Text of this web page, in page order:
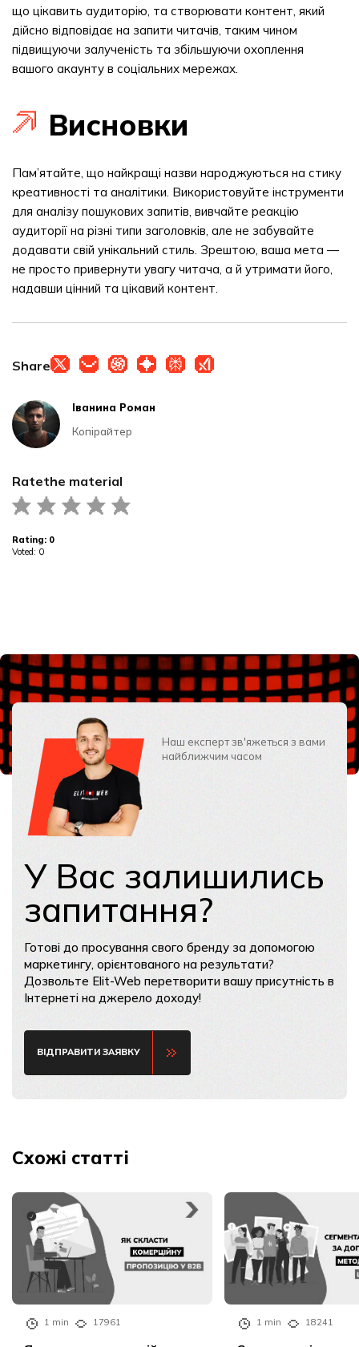
що цікавить аудиторію, та створювати контент, який
дійсно відповідає на запити читачів, таким чином
підвищуючи залученість та збільшуючи охоплення
вашого акаунту в соціальних мережах.
Висновки
Пам’ятайте, що найкращі назви народжуються на стику
креативності та аналітики. Використовуйте інструменти
для аналізу пошукових запитів, вивчайте реакцію
аудиторії на різні типи заголовків, але не забувайте
додавати свій унікальний стиль. Зрештою, ваша мета —
не просто привернути увагу читача, а й утримати його,
надавши цінний та цікавий контент.
Share
Ratethe material
Rating: 0
Voted: 0
Іванина Роман
Копірайтер
Наш експерт зв'яжеться з вами
найближчим часом
У Вас залишились
запитання?
Готові до просування свого бренду за допомогою
маркетингу, орієнтованого на результати?
Дозвольте Elit-Web перетворити вашу присутність в
Інтернеті на джерело доходу!
ВІДПРАВИТИ ЗАЯВКУ
Схожі статті
1 min 17961 1 min 18241